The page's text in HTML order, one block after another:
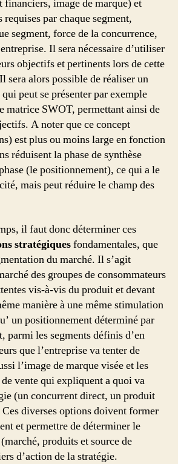
financiers, image de marque) et
requises par chaque segment,
segment, force de la concurrence,
Il sera nécessaire d’utiliser
objectifs et pertinents lors de cette
sera alors possible de réaliser un
peut se présenter par exemple
matrice SWOT, permettant ainsi de
A noter que ce concept
est plus ou moins large en fonction
réduisent la phase de synthèse
(le positionnement), ce qui a le
mais peut réduire le champ des
il faut donc déterminer ces
stratégiquesfondamentales, que
du marché. Il s’agit
des groupes de consommateurs
vis-à-vis du produit et devant
manière à une même stimulation
un positionnement déterminé par
parmi les segments définis d’en
que l’entreprise va tenter de
l’image de marque visée et les
vente qui expliquent a quoi va
(un concurrent direct, un produit
diverses options doivent former
et permettre de déterminer le
produits et source de
d’action de la stratégie.